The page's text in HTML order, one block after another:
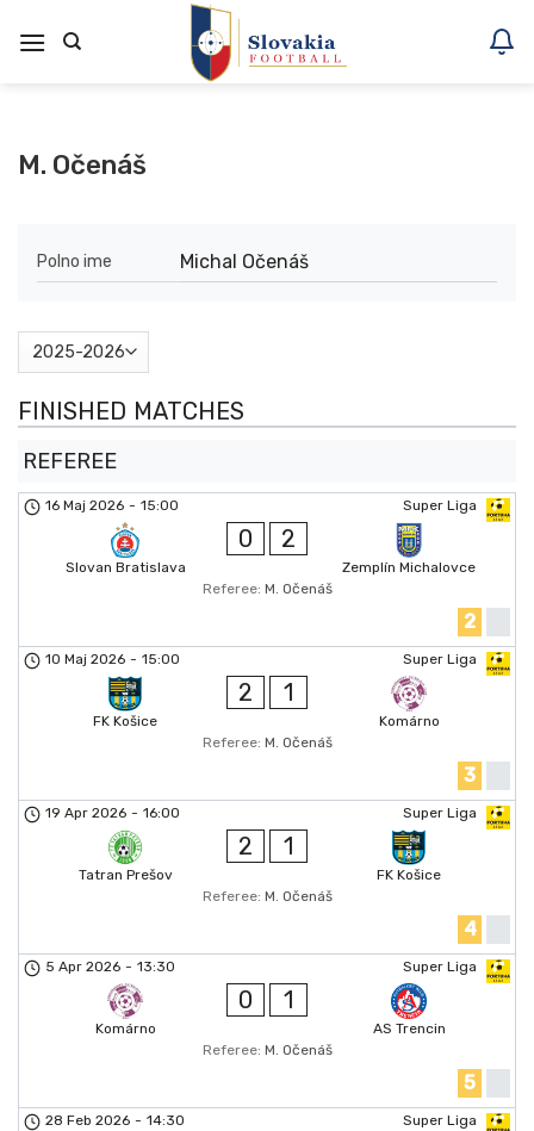
na
M. Očenáš
Polno ime Michal Očenáš
FINISHED MATCHES
REFEREE
Super Liga
16 Maj 2026 - 15:00
Slovan Bratislava
0 2
Zemplín Michalovce
Referee: M. Očenáš
2
Super Liga
10 Maj 2026 - 15:00
FK Košice
2 1
Komárno
Referee: M. Očenáš
3
Super Liga
19 Apr 2026 - 16:00
Tatran Prešov
2 1
FK Košice
Referee: M. Očenáš
4
Super Liga
5 Apr 2026 - 13:30
Komárno
0 1
AS Trencin
Referee: M. Očenáš
5
Super Liga
28 Feb 2026 - 14:30